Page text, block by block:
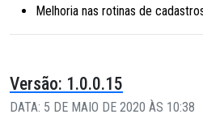
Melhoria nas rotinas de
Versão: 1.0.0.15
DATA: 5 DE MAIO DE 2020 ÀS 10:38